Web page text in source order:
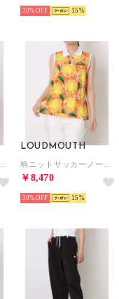
30% 15
LOUDMOUTH
￥8,470
30% 15